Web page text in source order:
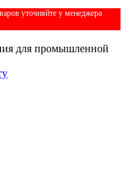
уточняйте у менеджера
для промышленной